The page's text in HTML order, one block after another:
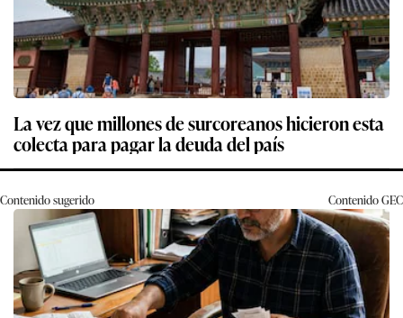
La vez que millones de surcoreanos hicieron esta
colecta para pagar la deuda del país
Contenido sugerido ContenidoGEC